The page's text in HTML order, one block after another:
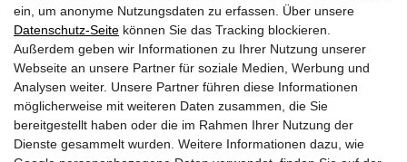
ein, um anonyme Nutzungsdaten zu erfassen. Über unsere
Datenschutz-Seite können Sie das Tracking blockieren.
Außerdem geben wir Informationen zu Ihrer Nutzung unserer
Webseite an unsere Partner für soziale Medien, Werbung und
Analysen weiter. Unsere Partner führen diese Informationen
möglicherweise mit weiteren Daten zusammen, die Sie
bereitgestellt haben oder die im Rahmen Ihrer Nutzung der
Dienste gesammelt wurden. Weitere Informationen dazu, wie
Jobs Ausbildung Golden.Blog
Gutscheine
Gold.Shop